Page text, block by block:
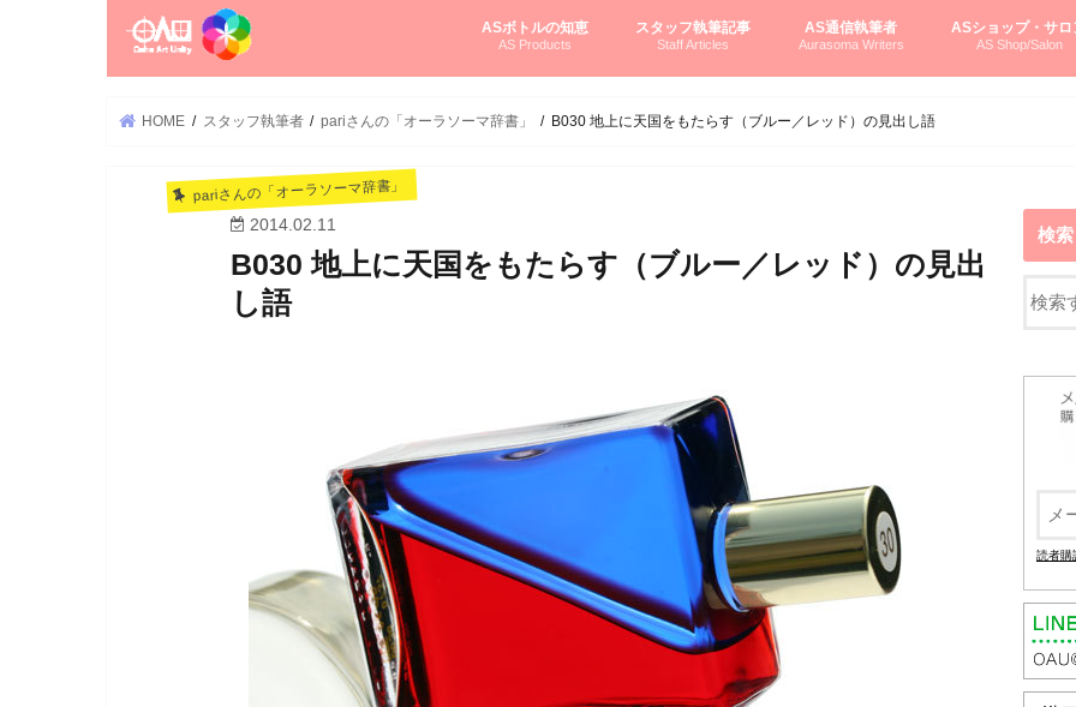
ASボトルの知恵
AS Products
スタッフ執筆記事
Staff Articles
AS通信執筆者
Aurasoma Writers
ASショップ・サロ
AS Shop/Salon
HOME スタッフ執筆者 pariさんの「オーラソーマ辞書」 B030 地上に天国をもたらす（ブルー／レッド）の見出し語
pariさんの「オーラソーマ辞書」
2014.02.11
B030 地上に天国をもたらす（ブルー／レッド）の見出
し語
検索
読者購